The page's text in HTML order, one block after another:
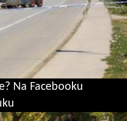
Na Facebooku